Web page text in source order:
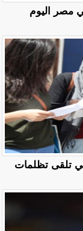
في مصر اليوم
في تلقى تظلمات